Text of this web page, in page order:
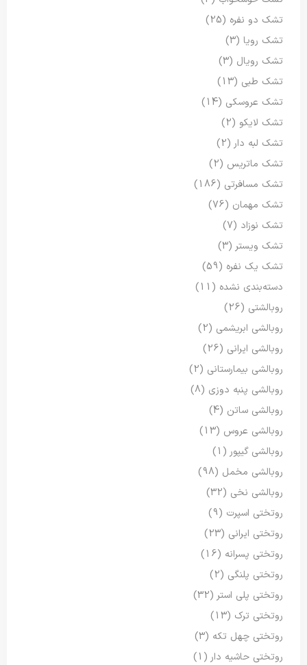
تشک دو نفره (25)
تشک رویا (3)
تشک رویال (3)
تشک طبی (13)
تشک عروسکی (14)
تشک لایکو (2)
تشک لبه دار (2)
تشک ماتریس (2)
تشک مسافرتی (186)
تشک مهمان (76)
تشک نوزاد (7)
تشک ویستر (3)
تشک یک نفره (59)
دسته‌بندی نشده (11)
روبالشتی (26)
روبالشی ابریشمی (2)
روبالشی ایرانی (26)
روبالشی بیمارستانی (2)
روبالشی پنبه دوزی (8)
روبالشی ساتن (4)
روبالشی عروس (13)
روبالشی گیپور (1)
روبالشی مخمل (98)
روبالشی نخی (32)
روتختی اسپرت (9)
روتختی ایرانی (23)
روتختی پسرانه (16)
روتختی پلنگی (2)
روتختی پلی استر (32)
روتختی ترک (13)
روتختی چهل تکه (3)
روتختی حاشیه دار (1)